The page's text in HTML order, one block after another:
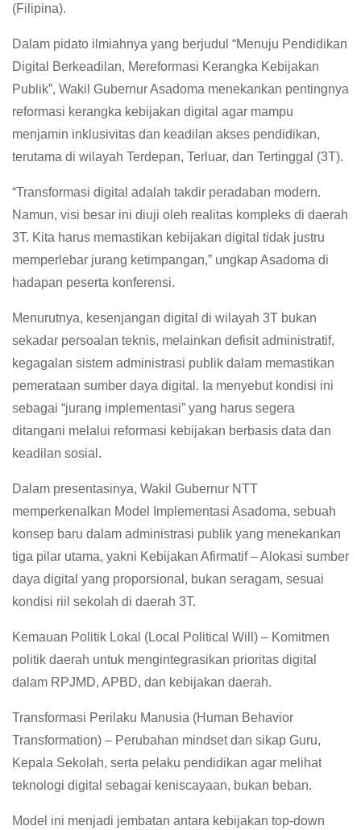
(Filipina).
Dalam pidato ilmiahnya yang berjudul “Menuju Pendidikan
Digital Berkeadilan, Mereformasi Kerangka Kebijakan
Publik”, Wakil Gubernur Asadoma menekankan pentingnya
reformasi kerangka kebijakan digital agar mampu
menjamin inklusivitas dan keadilan akses pendidikan,
terutama di wilayah Terdepan, Terluar, dan Tertinggal (3T).
“Transformasi digital adalah takdir peradaban modern.
Namun, visi besar ini diuji oleh realitas kompleks di daerah
3T. Kita harus memastikan kebijakan digital tidak justru
memperlebar jurang ketimpangan,” ungkap Asadoma di
hadapan peserta konferensi.
Menurutnya, kesenjangan digital di wilayah 3T bukan
sekadar persoalan teknis, melainkan defisit administratif,
kegagalan sistem administrasi publik dalam memastikan
pemerataan sumber daya digital. Ia menyebut kondisi ini
sebagai “jurang implementasi” yang harus segera
ditangani melalui reformasi kebijakan berbasis data dan
keadilan sosial.
Dalam presentasinya, Wakil Gubernur NTT
memperkenalkan Model Implementasi Asadoma, sebuah
konsep baru dalam administrasi publik yang menekankan
tiga pilar utama, yakni Kebijakan Afirmatif – Alokasi sumber
daya digital yang proporsional, bukan seragam, sesuai
kondisi riil sekolah di daerah 3T.
Kemauan Politik Lokal (Local Political Will) – Komitmen
politik daerah untuk mengintegrasikan prioritas digital
dalam RPJMD, APBD, dan kebijakan daerah.
Transformasi Perilaku Manusia (Human Behavior
Transformation) – Perubahan mindset dan sikap Guru,
Kepala Sekolah, serta pelaku pendidikan agar melihat
teknologi digital sebagai keniscayaan, bukan beban.
Model ini menjadi jembatan antara kebijakan top-down